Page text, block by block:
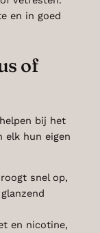
en in goed
of
bij het
elk hun eigen
snel op,
en nicotine,